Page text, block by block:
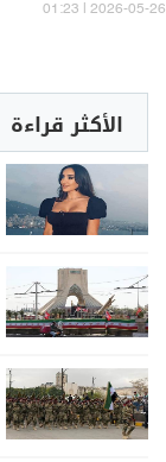
01:23 | 2026-05-26
الأكثر قراءة